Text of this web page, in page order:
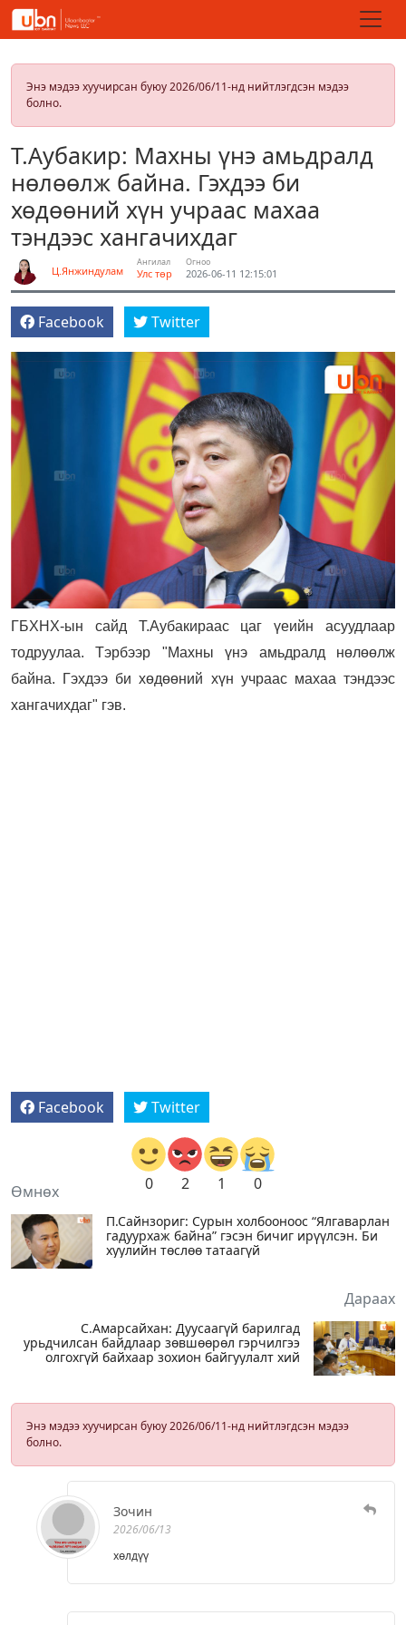
Энэ мэдээ хуучирсан буюу 2026/06/11-нд нийтлэгдсэн мэдээ
болно.
Т.Аубакир: Махны үнэ амьдралд
нөлөөлж байна. Гэхдээ би
хөдөөний хүн учраас махаа
тэндээс хангачихдаг
Ц.Янжиндулам
Ангилал
Улс төр
Огноо
2026-06-11 12:15:01
Facebook Twitter
ГБХНХ-ын сайд Т.Аубакираас цаг үеийн асуудлаар
тодруулаа. Тэрбээр "Махны үнэ амьдралд нөлөөлж
байна. Гэхдээ би хөдөөний хүн учраас махаа тэндээс
хангачихдаг" гэв.
Facebook Twitter
0 2 1 0
Өмнөх
П.Сайнзориг: Сурын холбооноос “Ялгаварлан
гадуурхаж байна” гэсэн бичиг ирүүлсэн. Би
хуулийн төслөө татаагүй
Дараах
С.Амарсайхан: Дуусаагүй барилгад
урьдчилсан байдлаар зөвшөөрөл гэрчилгээ
олгохгүй байхаар зохион байгуулалт хий
Энэ мэдээ хуучирсан буюу 2026/06/11-нд нийтлэгдсэн мэдээ
болно.
Зочин
2026/06/13
хөлдүү